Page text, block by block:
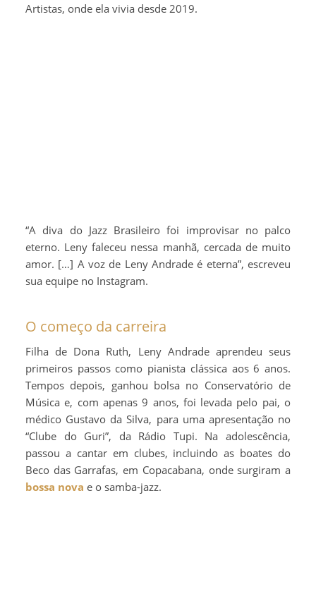
Artistas, onde ela vivia desde 2019.
“A diva do Jazz Brasileiro foi improvisar no palco
eterno. Leny faleceu nessa manhã, cercada de muito
amor. […] A voz de Leny Andrade é eterna”, escreveu
sua equipe no Instagram.
O começo da carreira
Filha de Dona Ruth, Leny Andrade aprendeu seus
primeiros passos como pianista clássica aos 6 anos.
Tempos depois, ganhou bolsa no Conservatório de
Música e, com apenas 9 anos, foi levada pelo pai, o
médico Gustavo da Silva, para uma apresentação no
“Clube do Guri”, da Rádio Tupi. Na adolescência,
passou a cantar em clubes, incluindo as boates do
Beco das Garrafas, em Copacabana, onde surgiram a
bossa nova e o samba-jazz.